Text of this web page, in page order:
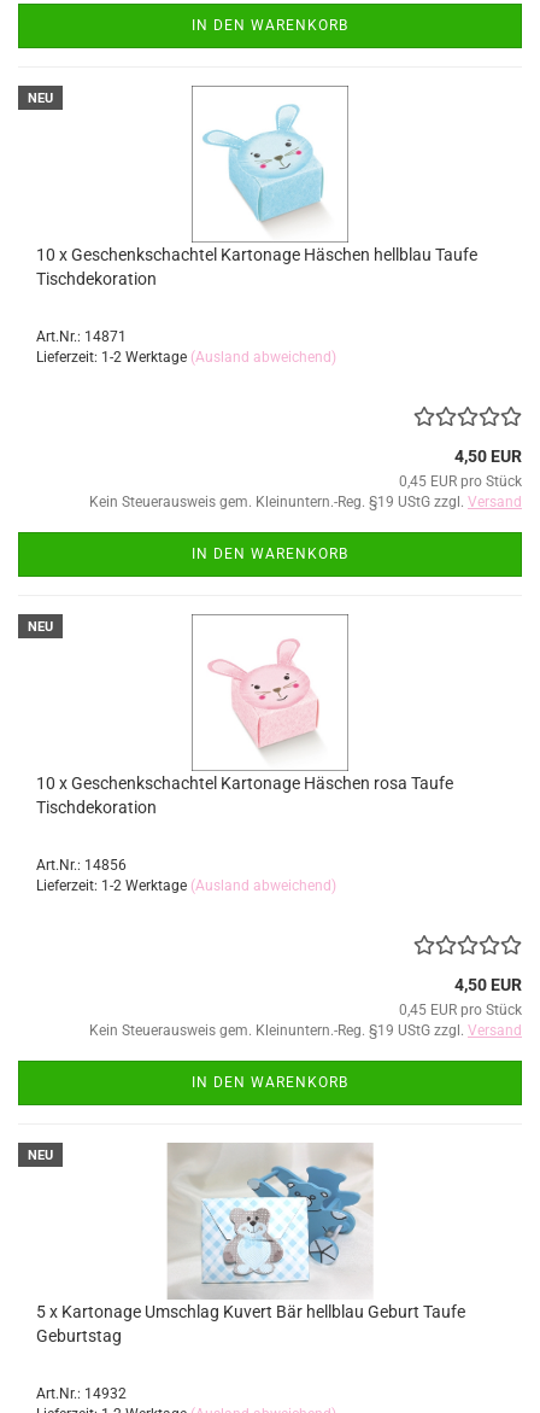
IN DEN WARENKORB
NEU
10 x Geschenkschachtel Kartonage Häschen hellblau Taufe
Tischdekoration
Art.Nr.: 14871
Lieferzeit: 1-2 Werktage (Ausland abweichend)
4,50 EUR
0,45 EUR pro Stück
Kein Steuerausweis gem. Kleinuntern.-Reg. §19 UStG zzgl. Versand
IN DEN WARENKORB
NEU
10 x Geschenkschachtel Kartonage Häschen rosa Taufe
Tischdekoration
Art.Nr.: 14856
Lieferzeit: 1-2 Werktage (Ausland abweichend)
4,50 EUR
0,45 EUR pro Stück
Kein Steuerausweis gem. Kleinuntern.-Reg. §19 UStG zzgl. Versand
IN DEN WARENKORB
NEU
5 x Kartonage Umschlag Kuvert Bär hellblau Geburt Taufe
Geburtstag
Art.Nr.: 14932